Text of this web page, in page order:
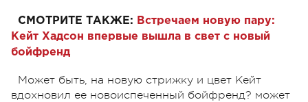
СМОТРИТЕ ТАКЖЕ: Встречаем новую пару:
Кейт Хадсон впервые вышла в свет с новый
бойфренд
Может быть, на новую стрижку и цвет Кейт
вдохновил ее новоиспеченный бойфренд? может